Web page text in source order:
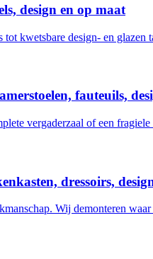
design en op maat
tot kwetsbare design- en
fauteuils,
vergaderzaal of een
dressoirs,
Wij demonteren